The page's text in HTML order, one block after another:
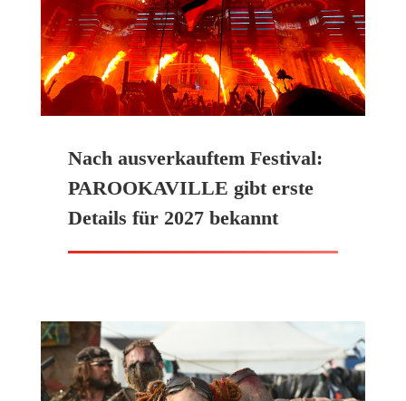
Nach ausverkauftem Festival:
PAROOKAVILLE gibt erste
Details für 2027 bekannt